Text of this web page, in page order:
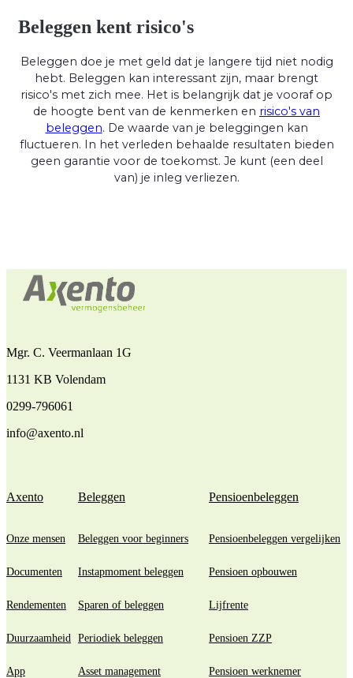
Beleggen kent risico's
Beleggen doe je met geld dat je langere tijd niet nodig
hebt. Beleggen kan interessant zijn, maar brengt
risico's met zich mee. Het is belangrijk dat je vooraf op
de hoogte bent van de kenmerken en risico's van
beleggen. De waarde van je beleggingen kan
fluctueren. In het verleden behaalde resultaten bieden
geen garantie voor de toekomst. Je kunt (een deel
van) je inleg verliezen.
Mgr. C. Veermanlaan 1G
1131 KB Volendam
0299-796061
info@axento.nl
Axento
Onze mensen
Documenten
Rendementen
Duurzaamheid
App
Beleggen
Beleggen voor beginners
Instapmoment beleggen
Sparen of beleggen
Periodiek beleggen
Asset management
Pensioenbeleggen
Pensioenbeleggen vergelijken
Pensioen opbouwen
Lijfrente
Pensioen ZZP
Pensioen werknemer